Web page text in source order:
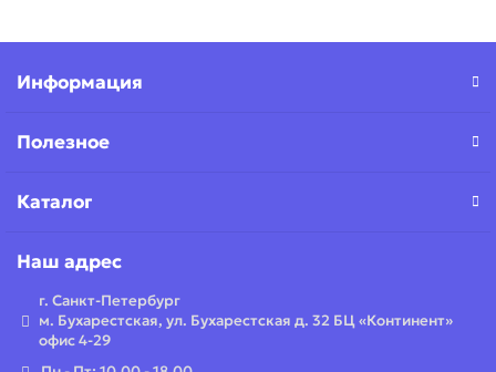
Информация
Полезное
Каталог
Наш адрес
г. Санкт-Петербург
м. Бухарестская, ул. Бухарестская д. 32 БЦ «Континент»
офис 4-29